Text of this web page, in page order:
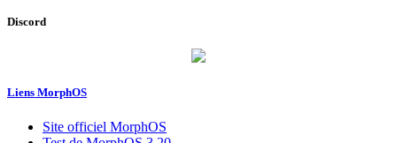
Discord
Liens MorphOS
Site officiel MorphOS